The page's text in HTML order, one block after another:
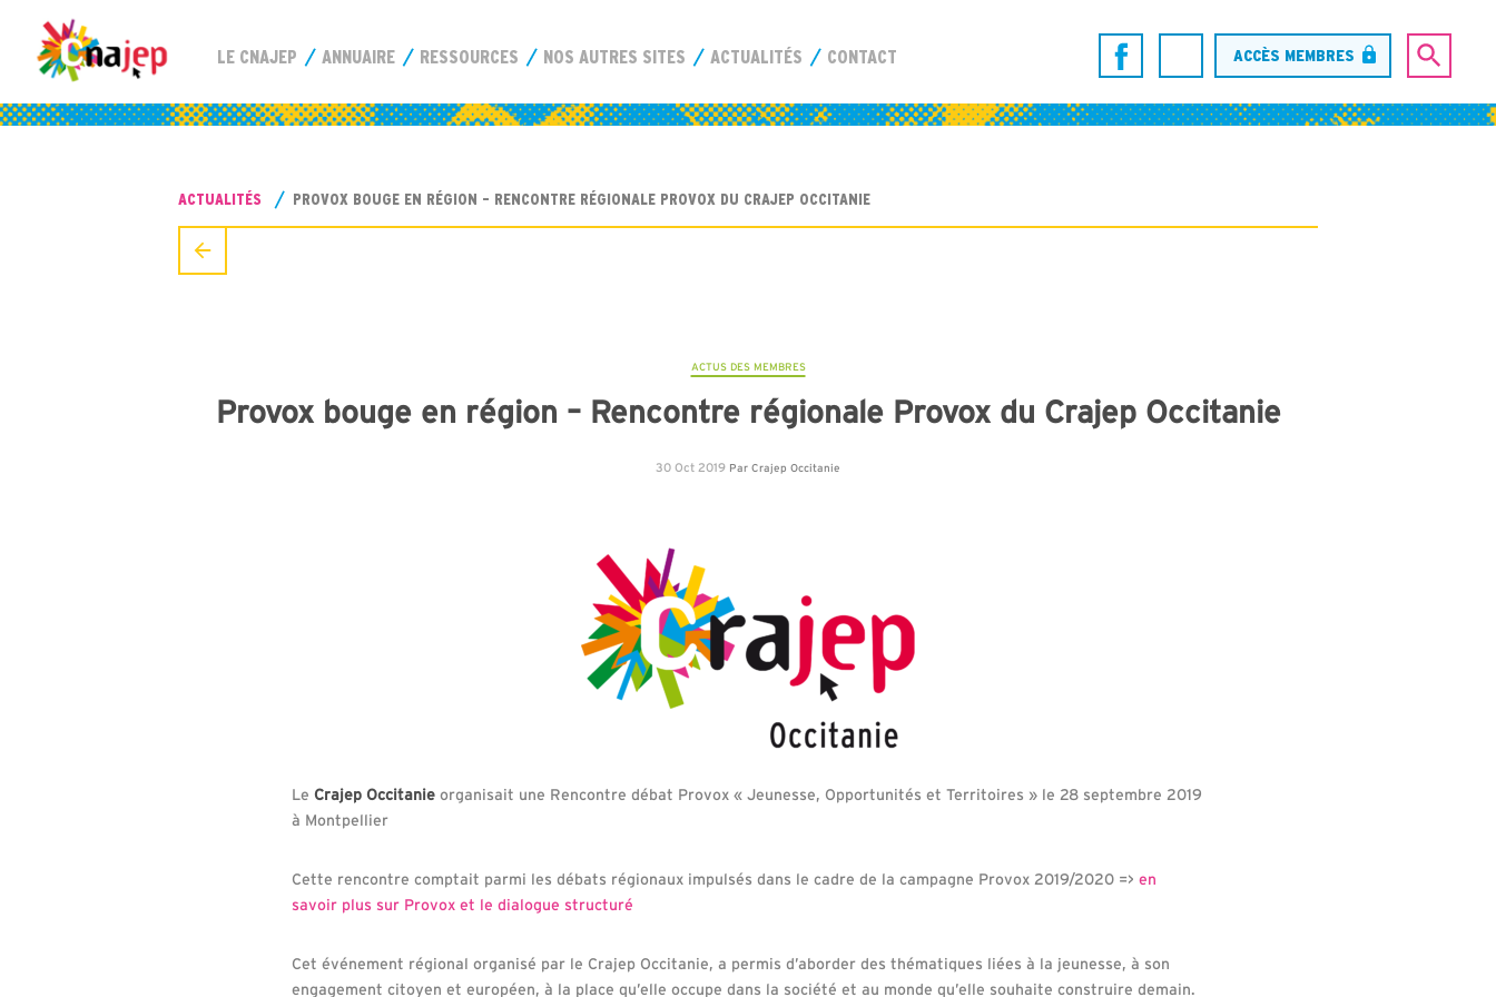
LE CNAJEP ANNUAIRE RESSOURCES NOS AUTRES SITES ACTUALITÉS CONTACT ACCÈS MEMBRES
ACTUALITÉS PROVOX BOUGE EN RÉGION – RENCONTRE RÉGIONALE PROVOX DU CRAJEP OCCITANIE
ACTUS DES MEMBRES
Provox bouge en région – Rencontre régionale Provox du Crajep Occitanie
30 Oct 2019 Par Crajep Occitanie
LeCrajep Occitanie organisait une Rencontre débat Provox « Jeunesse, Opportunités et Territoires » le 28 septembre 2019
à Montpellier
Cette rencontre comptait parmi les débats régionaux impulsés dans le cadre de la campagne Provox 2019/2020 =>en
savoir plus sur Provox et le dialogue structuré
Cet événement régional organisé par le Crajep Occitanie, a permis d’aborder des thématiques liées à la jeunesse, à son
engagement citoyen et européen, à la place qu’elle occupe dans la société et au monde qu’elle souhaite construire demain.